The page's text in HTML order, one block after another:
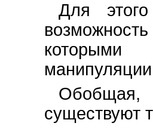
Для
которыми
существуют